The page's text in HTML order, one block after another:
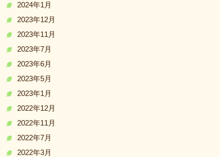
2024年1月
2023年12月
2023年11月
2023年7月
2023年6月
2023年5月
2023年1月
2022年12月
2022年11月
2022年7月
2022年3月